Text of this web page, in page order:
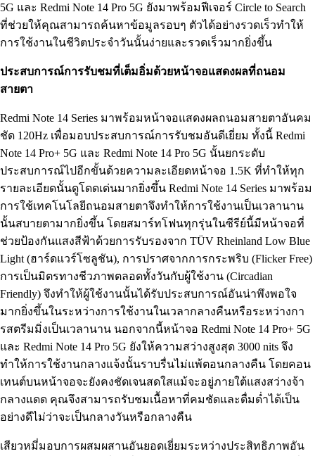
5G และ Redmi Note 14 Pro 5G ยังมาพร้อมฟีเจอร์ Circle to Search
ที่ช่วยให้คุณสามารถค้นหาข้อมูลรอบๆ ตัวได้อย่างรวดเร็วทำให้
การใช้งานในชีวิตประจำวันนั้นง่ายและรวดเร็วมากยิ่งขึ้น
ประสบการณ์การรับชมที่เต็มอิ่มด้วยหน้าจอแสดงผลที่ถนอม
สายตา
Redmi Note 14 Series มาพร้อมหน้าจอแสดงผลถนอมสายตาอันคม
ชัด 120Hz เพื่อมอบประสบการณ์การรับชมอันดีเยี่ยม ทั้งนี้ Redmi
Note 14 Pro+ 5G และ Redmi Note 14 Pro 5G นั้นยกระดับ
ประสบการณ์ไปอีกขั้นด้วยความละเอียดหน้าจอ 1.5K ที่ทำให้ทุก
รายละเอียดนั้นดูโดดเด่นมากยิ่งขึ้น Redmi Note 14 Series มาพร้อม
การใช้เทคโนโลยีถนอมสายตาจึงทำให้การใช้งานเป็นเวลานาน
นั้นสบายตามากยิ่งขึ้น โดยสมาร์ทโฟนทุกรุ่นในซีรีย์นี้มีหน้าจอที่
ช่วยป้องกันแสงสีฟ้าด้วยการรับรองจาก TÜV Rheinland Low Blue
Light (ฮาร์ดแวร์โซลูชัน), การปราศจากการกระพริบ (Flicker Free)
การเป็นมิตรทางชีวภาพตลอดทั้งวันกับผู้ใช้งาน (Circadian
Friendly) จึงทำให้ผู้ใช้งานนั้นได้รับประสบการณ์อันน่าพึงพอใจ
มากยิ่งขึ้นในระหว่างการใช้งานในเวลากลางคืนหรือระหว่างกา
รสตรีมมิ่งเป็นเวลานาน นอกจากนี้หน้าจอ Redmi Note 14 Pro+ 5G
และ Redmi Note 14 Pro 5G ยังให้ความสว่างสูงสุด 3000 nits จึง
ทำให้การใช้งานกลางแจ้งนั้นราบรื่นไม่แพ้ตอนกลางคืน โดยคอน
เทนต์บนหน้าจอจะยังคงชัดเจนสดใสแม้จะอยู่ภายใต้แสงสว่างจ้า
กลางแดด คุณจึงสามารถรับชมเนื้อหาที่คมชัดและดื่มด่ำได้เป็น
อย่างดีไม่ว่าจะเป็นกลางวันหรือกลางคืน
เสียวหมี่มอบการผสมผสานอันยอดเยี่ยมระหว่างประสิทธิภาพอัน